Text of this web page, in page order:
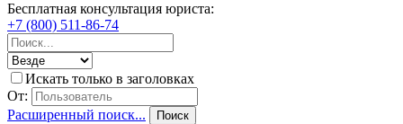
Бесплатная консультация юриста:
+7 (800) 511-86-74
Искать только в заголовках
От:
Расширенный поиск...
Поиск